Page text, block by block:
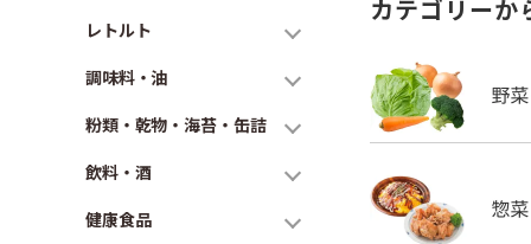
レトルト
調味料・油
粉類・乾物・海苔・缶詰
飲料・酒
健康食品
カテゴリーか